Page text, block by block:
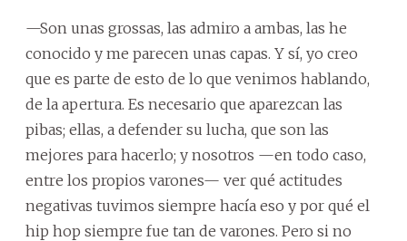
—Son unas grossas, las admiro a ambas, las he
conocido y me parecen unas capas. Y sí, yo creo
que es parte de esto de lo que venimos hablando,
de la apertura. Es necesario que aparezcan las
pibas; ellas, a defender su lucha, que son las
mejores para hacerlo; y nosotros —en todo caso,
entre los propios varones— ver qué actitudes
negativas tuvimos siempre hacía eso y por qué el
hip hop siempre fue tan de varones. Pero si no